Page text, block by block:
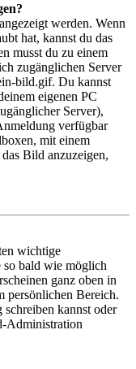
werden. Wenn
hat, kannst du das
musst du zu einem
zugänglichen Server
bild.gif. Du kannst
eigenen PC
Server),
verfügbar
mit einem
Bild anzuzeigen,
wichtige
so bald wie möglich
ganz oben in
persönlichen Bereich.
kannst oder
Administration